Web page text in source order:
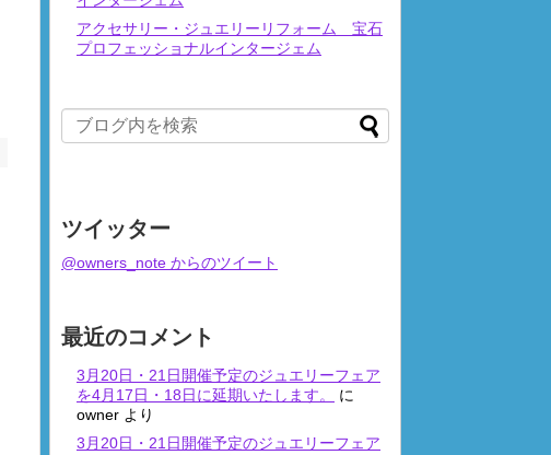
アクセサリー・ジュエリーリフォーム 宝石
プロフェッショナルインタージェム
ツイッター
@owners_note からのツイート
最近のコメント
3月20日・21日開催予定のジュエリーフェア
を4月17日・18日に延期いたします。
に
owner より
3月20日・21日開催予定のジュエリーフェア